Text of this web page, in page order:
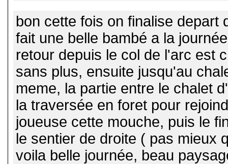
bon cette fois on finalise depart
fait une belle bambé a la
retour depuis le col de l'arc est
sans plus, ensuite jusqu'au
meme, la partie entre le chalet
la traversée en foret pour
joueuse cette mouche, puis le
le sentier de droite ( pas mieux
voila belle journée, beau